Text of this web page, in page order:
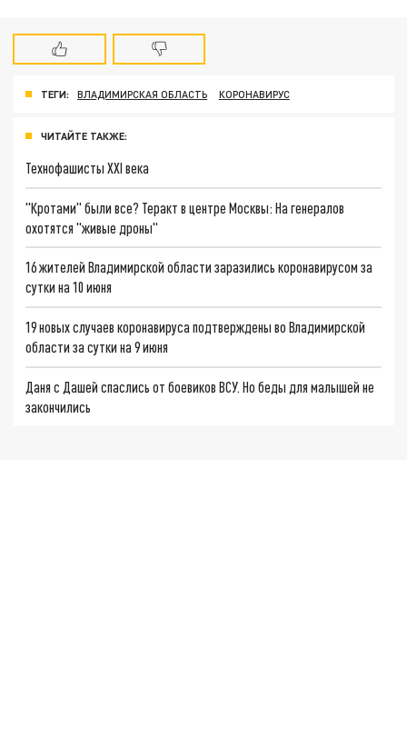
ТЕГИ: ВЛАДИМИРСКАЯ ОБЛАСТЬ КОРОНАВИРУС
ЧИТАЙТЕ ТАКЖЕ:
Технофашисты XXI века
"Кротами" были все? Теракт в центре Москвы: На генералов
охотятся "живые дроны"
16 жителей Владимирской области заразились коронавирусом за
сутки на 10 июня
19 новых случаев коронавируса подтверждены во Владимирской
области за сутки на 9 июня
Даня с Дашей спаслись от боевиков ВСУ. Но беды для малышей не
закончились